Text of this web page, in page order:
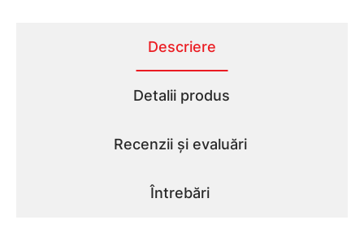
Descriere
Detalii produs
Recenzii și evaluări
Întrebări